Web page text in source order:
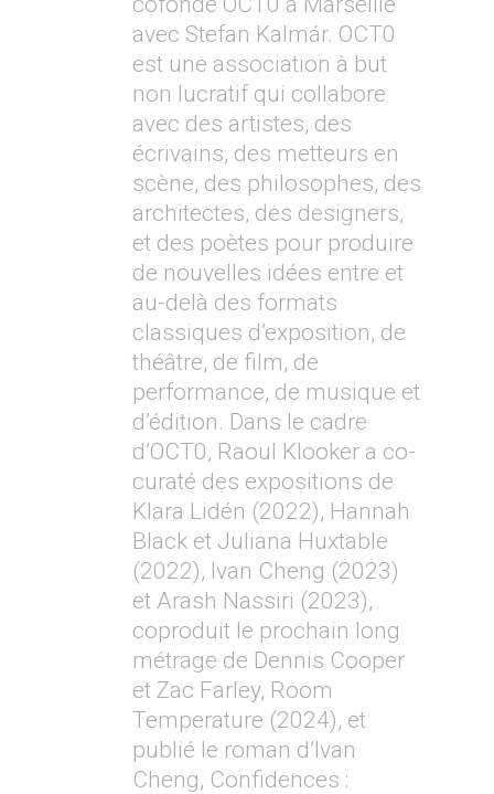
avec Stefan Kalmár. OCT0
est une association à but
non lucratif qui collabore
avec des artistes, des
écrivains, des metteurs en
scène, des philosophes, des
architectes, des designers,
et des poètes pour produire
de nouvelles idées entre et
au-delà des formats
classiques d’exposition, de
théâtre, de film, de
performance, de musique et
d’édition. Dans le cadre
d’OCT0, Raoul Klooker a co-
curaté des expositions de
Klara Lidén (2022), Hannah
Black et Juliana Huxtable
(2022), Ivan Cheng (2023)
et Arash Nassiri (2023),
coproduit le prochain long
métrage de Dennis Cooper
et Zac Farley, Room
Temperature (2024), et
publié le roman d’Ivan
Cheng, Confidences :